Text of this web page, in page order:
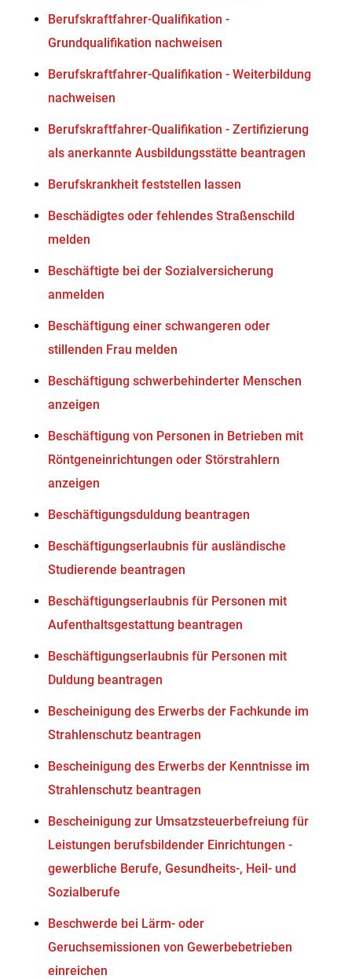
Berufskraftfahrer-Qualifikation -
Grundqualifikation nachweisen
Berufskraftfahrer-Qualifikation - Weiterbildung
nachweisen
Berufskraftfahrer-Qualifikation - Zertifizierung
als anerkannte Ausbildungsstätte beantragen
Berufskrankheit feststellen lassen
Beschädigtes oder fehlendes Straßenschild
melden
Beschäftigte bei der Sozialversicherung
anmelden
Beschäftigung einer schwangeren oder
stillenden Frau melden
Beschäftigung schwerbehinderter Menschen
anzeigen
Beschäftigung von Personen in Betrieben mit
Röntgeneinrichtungen oder Störstrahlern
anzeigen
Beschäftigungsduldung beantragen
Beschäftigungserlaubnis für ausländische
Studierende beantragen
Beschäftigungserlaubnis für Personen mit
Aufenthaltsgestattung beantragen
Beschäftigungserlaubnis für Personen mit
Duldung beantragen
Bescheinigung des Erwerbs der Fachkunde im
Strahlenschutz beantragen
Bescheinigung des Erwerbs der Kenntnisse im
Strahlenschutz beantragen
Bescheinigung zur Umsatzsteuerbefreiung für
Leistungen berufsbildender Einrichtungen -
gewerbliche Berufe, Gesundheits-, Heil- und
Sozialberufe
Beschwerde bei Lärm- oder
Geruchsemissionen von Gewerbebetrieben
einreichen